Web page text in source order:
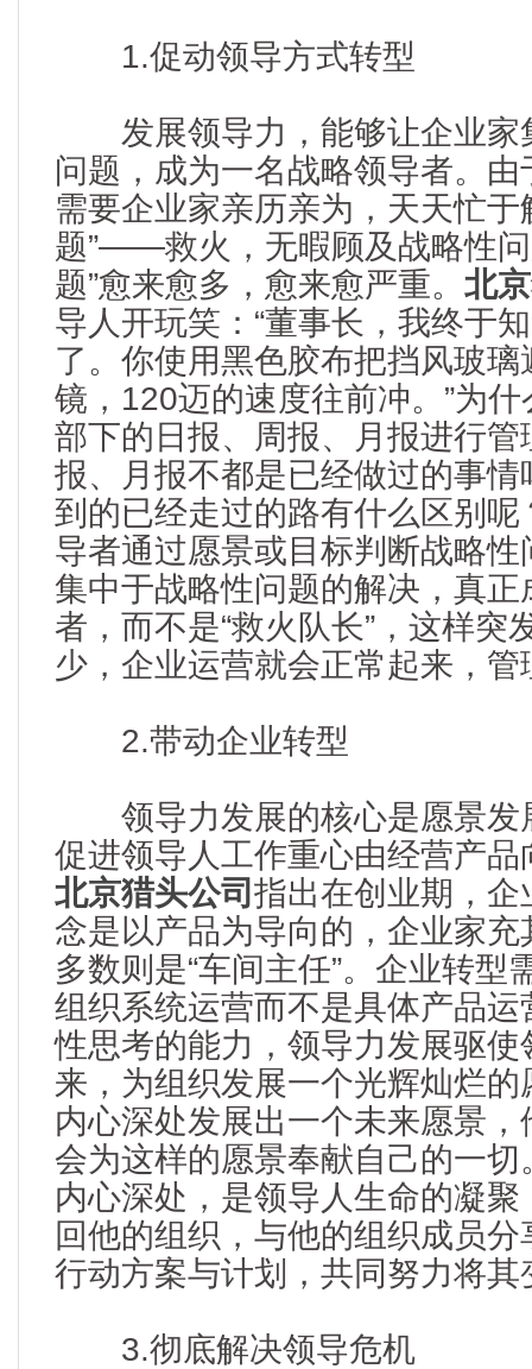
1.促动领导方式转型
发展领导力，能够让企业家
问题，成为一名战略领导者。
需要企业家亲历亲为，天天忙于
题”——救火，无暇顾及战略性问
题”愈来愈多，愈来愈严重。 北
导人开玩笑：“董事长，我终于
了。你使用黑色胶布把挡风玻
镜，120迈的速度往前冲。”为
部下的日报、周报、月报进行
报、月报不都是已经做过的事
到的已经走过的路有什么区别
导者通过愿景或目标判断战略
集中于战略性问题的解决，真
者，而不是“救火队长”，这样突
少，企业运营就会正常起来，管
2.带动企业转型
领导力发展的核心是愿景发
促进领导人工作重心由经营产
北京猎头公司指出在创业期，
念是以产品为导向的，企业家充
多数则是“车间主任”。企业转型
组织系统运营而不是具体产品
性思考的能力，领导力发展驱
来，为组织发展一个光辉灿烂
内心深处发展出一个未来愿景
会为这样的愿景奉献自己的一
内心深处，是领导人生命的凝
回他的组织，与他的组织成员
行动方案与计划，共同努力将其
3.彻底解决领导危机